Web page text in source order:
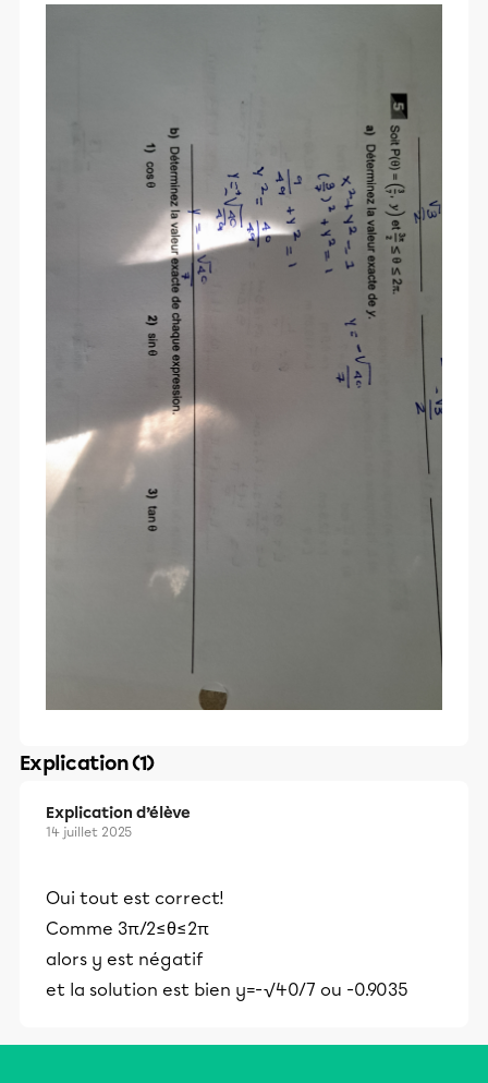
Explication (1)
Explication d’élève
14 juillet 2025
Oui tout est correct!
Comme 3π/2≤­θ≤2π
alors y est négatif
et la solution est bien y=-√40/7 ou -0.9035